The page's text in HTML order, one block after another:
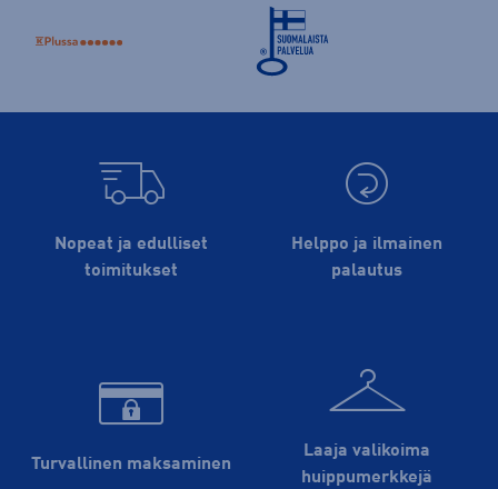
Nopeat ja edulliset
toimitukset
Helppo ja ilmainen
palautus
Turvallinen maksaminen
Laaja valikoima
huippu­merkkejä